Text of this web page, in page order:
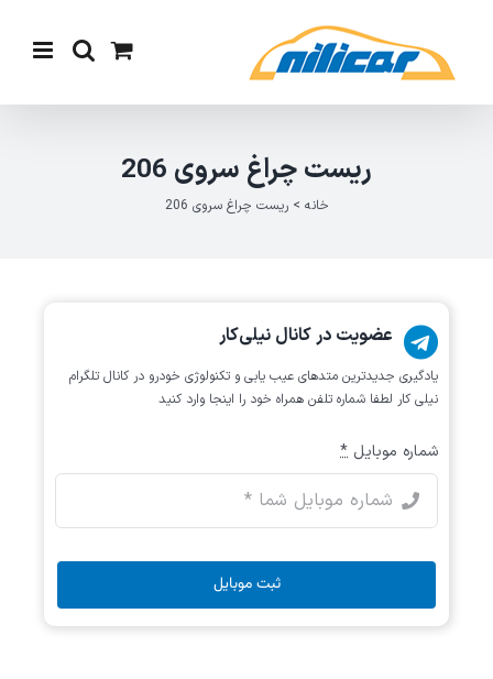
content
ریست چراغ سروی 206
خانه >ریست چراغ سروی 206
عضویت در کانال نیلی‌کار
یادگیری جدیدترین متد‌های عیب یابی‌ و تکنولوژی خودرو در کانال تلگرام
نیلی کار لطفا شماره تلفن همراه خود را اینجا وارد کنید
شماره موبایل *
ثبت موبایل